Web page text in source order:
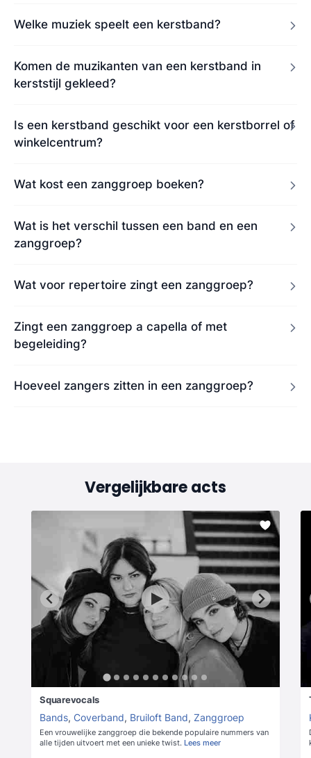
Welke muziek speelt een kerstband?
Komen de muzikanten van een kerstband in
kerststijl gekleed?
Is een kerstband geschikt voor een kerstborrel of
winkelcentrum?
Wat kost een zanggroep boeken?
Wat is het verschil tussen een band en een
zanggroep?
Wat voor repertoire zingt een zanggroep?
Zingt een zanggroep a capella of met
begeleiding?
Hoeveel zangers zitten in een zanggroep?
Vergelijkbare acts
Squarevocals
Bands, Coverband, Bruiloft Band, Zanggroep
Een vrouwelijke zanggroep die bekende populaire nummers van
alle tijden uitvoert met een unieke twist. Lees meer